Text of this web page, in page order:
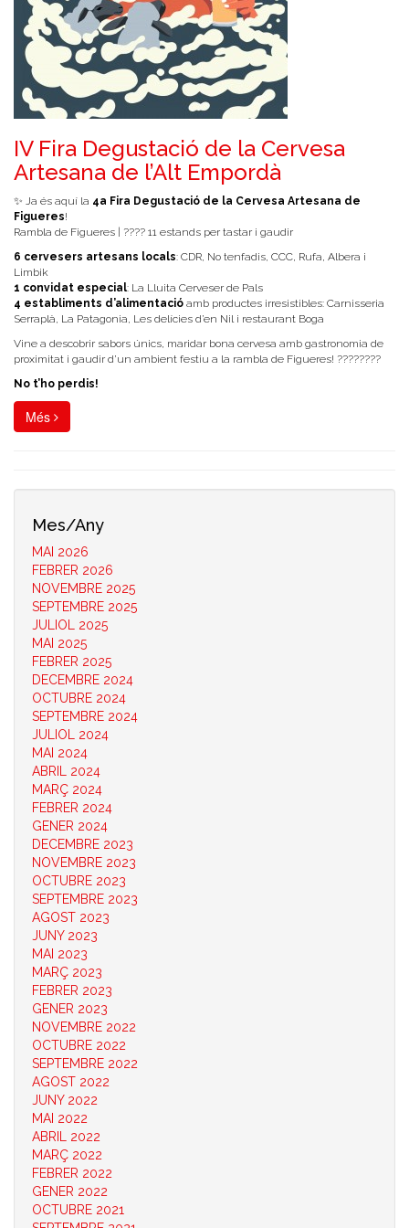
IV Fira Degustació de la Cervesa
Artesana de l’Alt Empordà
✨ Ja és aquí la 4a Fira Degustació de la Cervesa Artesana de
Figueres!
Rambla de Figueres | ???? 11 estands per tastar i gaudir
6 cervesers artesans locals: CDR, No tenfadis, CCC, Rufa, Albera i
Limbik
1 convidat especial: La Lluita Cerveser de Pals
4 establiments d’alimentació amb productes irresistibles: Carnisseria
Serraplà, La Patagonia, Les delícies d’en Nil i restaurant Boga
Vine a descobrir sabors únics, maridar bona cervesa amb gastronomia de
proximitat i gaudir d’un ambient festiu a la rambla de Figueres! ????????
No t’ho perdis!
Més
Mes/Any
MAI 2026
FEBRER 2026
NOVEMBRE 2025
SEPTEMBRE 2025
JULIOL 2025
MAI 2025
FEBRER 2025
DECEMBRE 2024
OCTUBRE 2024
SEPTEMBRE 2024
JULIOL 2024
MAI 2024
ABRIL 2024
MARÇ 2024
FEBRER 2024
GENER 2024
DECEMBRE 2023
NOVEMBRE 2023
OCTUBRE 2023
SEPTEMBRE 2023
AGOST 2023
JUNY 2023
MAI 2023
MARÇ 2023
FEBRER 2023
GENER 2023
NOVEMBRE 2022
OCTUBRE 2022
SEPTEMBRE 2022
AGOST 2022
JUNY 2022
MAI 2022
ABRIL 2022
MARÇ 2022
FEBRER 2022
GENER 2022
OCTUBRE 2021